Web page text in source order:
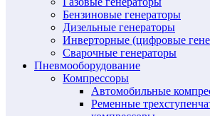
Бензиновые генераторы
Дизельные генераторы
Инверторные (цифровые
Сварочные генераторы
Пневмооборудование
Компрессоры
Автомобильные
Ременные